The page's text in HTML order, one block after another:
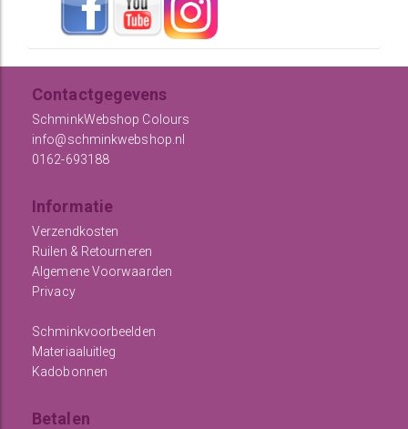
Contactgegevens
SchminkWebshop Colours
info@schminkwebshop.nl
0162-693188
Informatie
Verzendkosten
Ruilen & Retourneren
Algemene Voorwaarden
Privacy
Schminkvoorbeelden
Materiaaluitleg
Kadobonnen
Betalen